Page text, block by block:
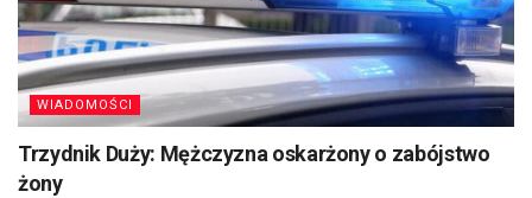
WIADOMOŚCI
Trzydnik Duży: Mężczyzna oskarżony o zabójstwo
żony